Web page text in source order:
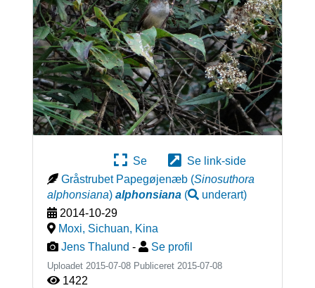
Se
Se link-side
Gråstrubet Papegøjenæb (Sinosuthora
alphonsiana) alphonsiana( underart)
2014-10-29
Moxi, Sichuan, Kina
Jens Thalund - Se profil
Uploadet 2015-07-08 Publiceret 2015-07-08
1422